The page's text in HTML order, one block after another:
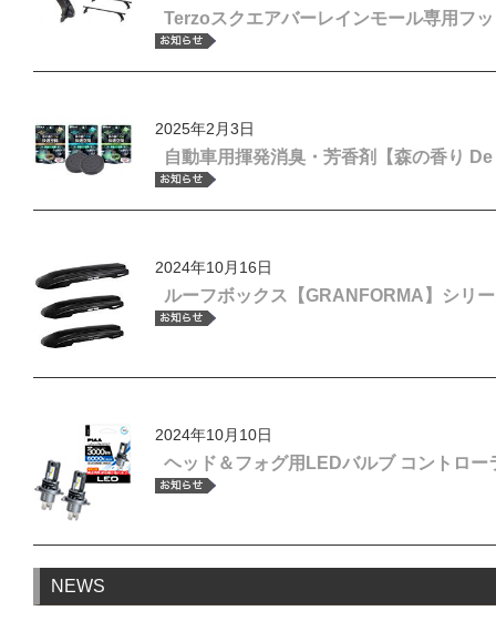
Terzoスクエアバーレインモール専用フ
2025年2月3日
自動車用揮発消臭・芳香剤【森の香り
2024年10月16日
ルーフボックス【GRANFORMA】シリ
2024年10月10日
ヘッド＆フォグ用LEDバルブ コントロ
NEWS